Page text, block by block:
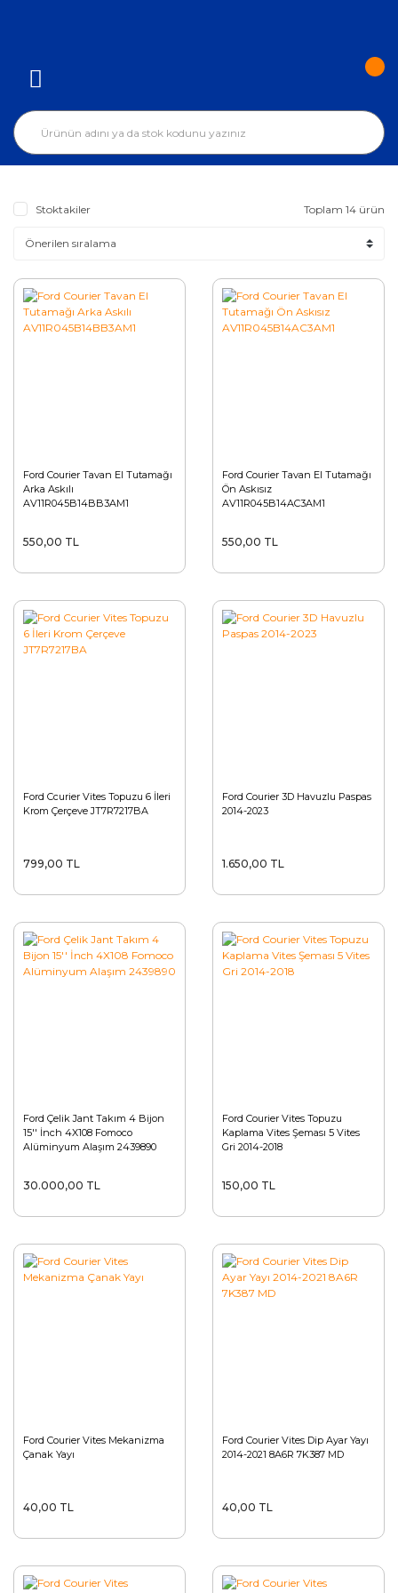
Stoktakiler Toplam 14 ürün
Ford Courier Tavan El Tutamağı
Arka Askılı
AV11R045B14BB3AM1
550,00 TL
Ford Courier Tavan El Tutamağı
Ön Askısız
AV11R045B14AC3AM1
550,00 TL
Ford Ccurier Vites Topuzu 6 İleri
Krom Çerçeve JT7R7217BA
799,00 TL
Ford Courier 3D Havuzlu Paspas
2014-2023
1.650,00 TL
Ford Çelik Jant Takım 4 Bijon
15'' İnch 4X108 Fomoco
Alüminyum Alaşım 2439890
30.000,00 TL
Ford Courier Vites Topuzu
Kaplama Vites Şeması 5 Vites
Gri 2014-2018
150,00 TL
Ford Courier Vites Mekanizma
Çanak Yayı
40,00 TL
Ford Courier Vites Dip Ayar Yayı
2014-2021 8A6R 7K387 MD
40,00 TL